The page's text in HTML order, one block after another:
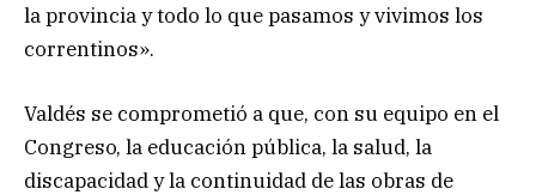
la provincia y todo lo que pasamos y vivimos los
correntinos».
Valdés se comprometió a que, con su equipo en el
Congreso, la educación pública, la salud, la
discapacidad y la continuidad de las obras de